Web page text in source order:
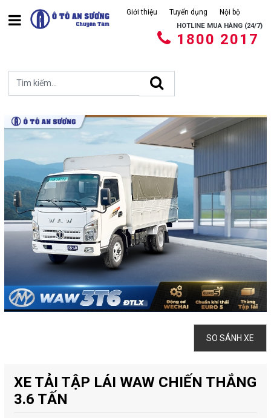
Giới thiệu Tuyển dụng Nội bộ
HOTLINE MUA HÀNG (24/7)
1800 2017
SO SÁNH XE
XE TẢI TẬP LÁI WAW CHIẾN THẮNG
3.6 TẤN